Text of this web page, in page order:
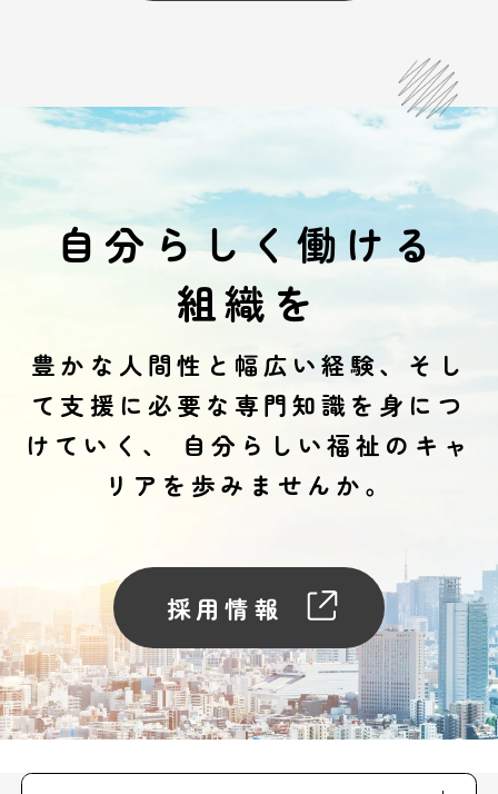
自分らしく働ける
組織を
豊かな人間性と幅広い経験、そし
て支援に必要な専門知識を身につ
けていく、
自分らしい福祉のキャ
リアを歩みませんか。
採用情報